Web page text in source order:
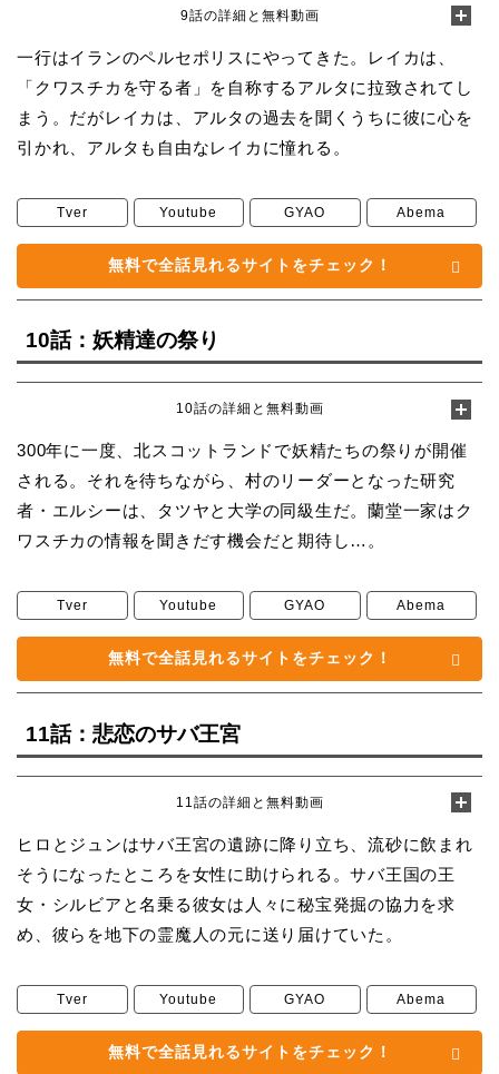
9話の詳細と無料動画
一行はイランのペルセポリスにやってきた。レイカは、
「クワスチカを守る者」を自称するアルタに拉致されてし
まう。だがレイカは、アルタの過去を聞くうちに彼に心を
引かれ、アルタも自由なレイカに憧れる。
Tver Youtube GYAO Abema
無料で全話見れるサイトをチェック！
10話：妖精達の祭り
10話の詳細と無料動画
300年に一度、北スコットランドで妖精たちの祭りが開催
される。それを待ちながら、村のリーダーとなった研究
者・エルシーは、タツヤと大学の同級生だ。蘭堂一家はク
ワスチカの情報を聞きだす機会だと期待し…。
Tver Youtube GYAO Abema
無料で全話見れるサイトをチェック！
11話：悲恋のサバ王宮
11話の詳細と無料動画
ヒロとジュンはサバ王宮の遺跡に降り立ち、流砂に飲まれ
そうになったところを女性に助けられる。サバ王国の王
女・シルビアと名乗る彼女は人々に秘宝発掘の協力を求
め、彼らを地下の霊魔人の元に送り届けていた。
Tver Youtube GYAO Abema
無料で全話見れるサイトをチェック！